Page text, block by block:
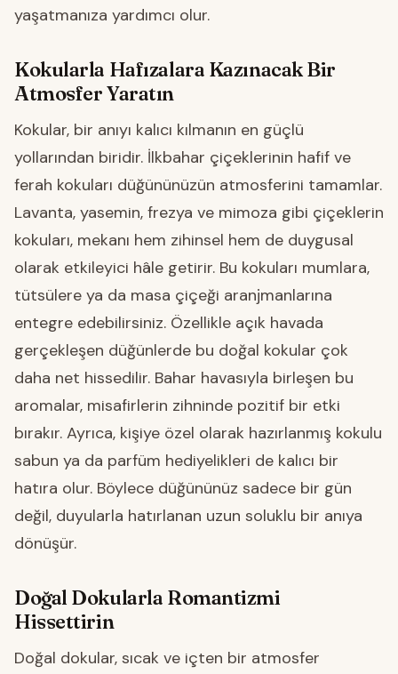
yaşatmanıza yardımcı olur.
Kokularla Hafızalara Kazınacak Bir
Atmosfer Yaratın
Kokular, bir anıyı kalıcı kılmanın en güçlü
yollarından biridir. İlkbahar çiçeklerinin hafif ve
ferah kokuları düğününüzün atmosferini tamamlar.
Lavanta, yasemin, frezya ve mimoza gibi çiçeklerin
kokuları, mekanı hem zihinsel hem de duygusal
olarak etkileyici hâle getirir. Bu kokuları mumlara,
tütsülere ya da masa çiçeği aranjmanlarına
entegre edebilirsiniz. Özellikle açık havada
gerçekleşen düğünlerde bu doğal kokular çok
daha net hissedilir. Bahar havasıyla birleşen bu
aromalar, misafirlerin zihninde pozitif bir etki
bırakır. Ayrıca, kişiye özel olarak hazırlanmış kokulu
sabun ya da parfüm hediyelikleri de kalıcı bir
hatıra olur. Böylece düğününüz sadece bir gün
değil, duyularla hatırlanan uzun soluklu bir anıya
dönüşür.
Doğal Dokularla Romantizmi
Hissettirin
Doğal dokular, sıcak ve içten bir atmosfer